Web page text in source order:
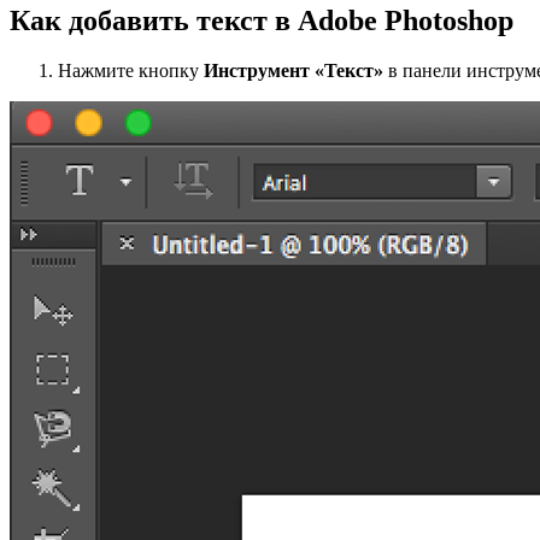
Как добавить текст в Adobe Photoshop
Нажмите кнопку Инструмент «Текст» в панели